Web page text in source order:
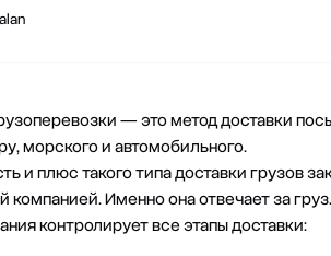
— это метод доставки
морского и автомобильного.
и плюс такого типа доставки грузов
компанией. Именно она отвечает за груз.
контролирует все этапы доставки: